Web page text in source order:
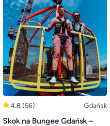
4.8 (56) Gdańsk
Skok na Bungee Gdańsk –